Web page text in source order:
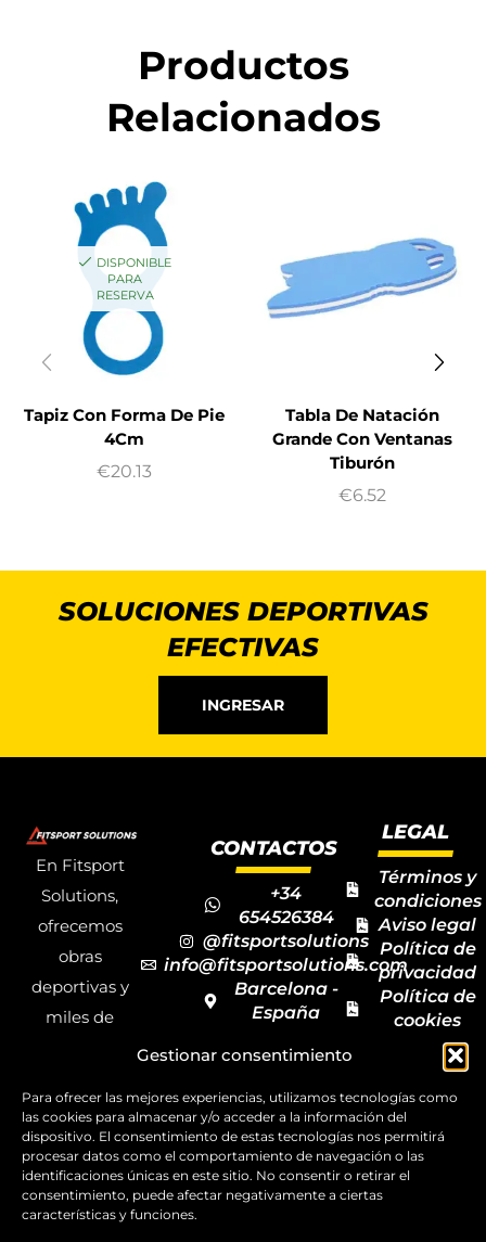
Gestionar consentimiento
Para ofrecer las mejores experiencias, utilizamos tecnologías como
las cookies para almacenar y/o acceder a la información del
dispositivo. El consentimiento de estas tecnologías nos permitirá
procesar datos como el comportamiento de navegación o las
identificaciones únicas en este sitio. No consentir o retirar el
consentimiento, puede afectar negativamente a ciertas
características y funciones.
Productos
Relacionados
DISPONIBLE
PARA
RESERVA
Tapiz Con Forma De Pie
4Cm
€20.13
Tabla De Natación
Grande Con Ventanas
Tiburón
€6.52
SOLUCIONES DEPORTIVAS
EFECTIVAS
INGRESAR
En Fitsport
Solutions,
ofrecemos
obras
deportivas y
miles de
deportivos
para todas las
disciplinas,
garantizando
la calidad y el
CONTACTOS
+34
654526384
@fitsportsolutions
info@fitsportsolutions.com
Barcelona -
España
de contacto
LEGAL
Términos y
condiciones
Aviso legal
Política de
privacidad
Política de
cookies
Mapa del
sitio